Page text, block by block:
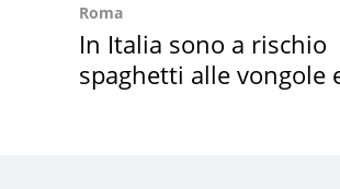
Roma
In Italia sono a rischio
spaghetti alle vongole